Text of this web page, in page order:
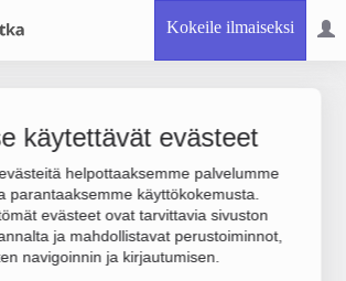
Kokeile ilmaiseksi
käytettävät evästeet
helpottaaksemme palvelumme
parantaaksemme käyttökokemusta.
evästeet ovat tarvittavia sivuston
ja mahdollistavat perustoiminnot,
navigoinnin ja kirjautumisen.
Säästöpankki
liikevaihto on 13.2 milj. €,